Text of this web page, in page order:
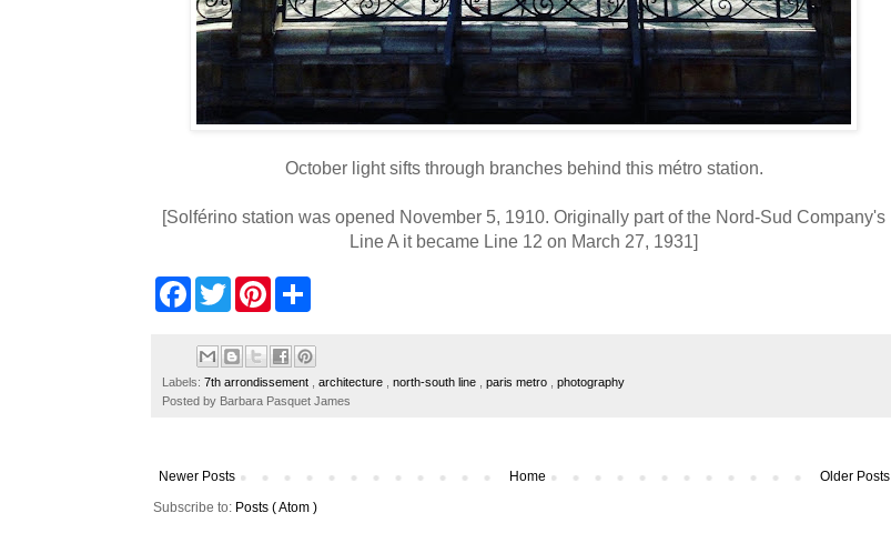
October light sifts through branches behind this métro station.
[Solférino station was opened November 5, 1910. Originally part of the Nord-Sud Company's
Line A it became Line 12 on March 27, 1931]
o
k
w
t
s
e
Labels: 7th arrondissement , architecture , north-south line , paris metro , photography
Posted by Barbara Pasquet James
Newer Posts Older Posts
Home
Subscribe to: Posts ( Atom )